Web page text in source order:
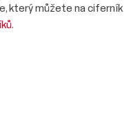
který můžete na ciferník
.